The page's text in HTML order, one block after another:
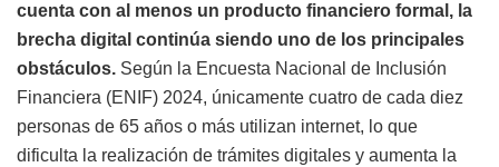
cuenta con al menos un producto financiero formal, la
brecha digital continúa siendo uno de los principales
obstáculos. Según la Encuesta Nacional de Inclusión
Financiera (ENIF) 2024, únicamente cuatro de cada diez
personas de 65 años o más utilizan internet, lo que
dificulta la realización de trámites digitales y aumenta la